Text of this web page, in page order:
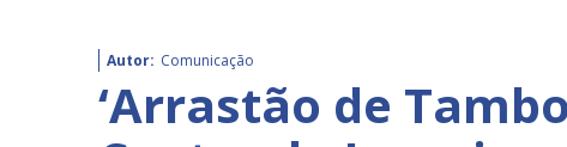
Autor: Comunicação
‘Arrastão de